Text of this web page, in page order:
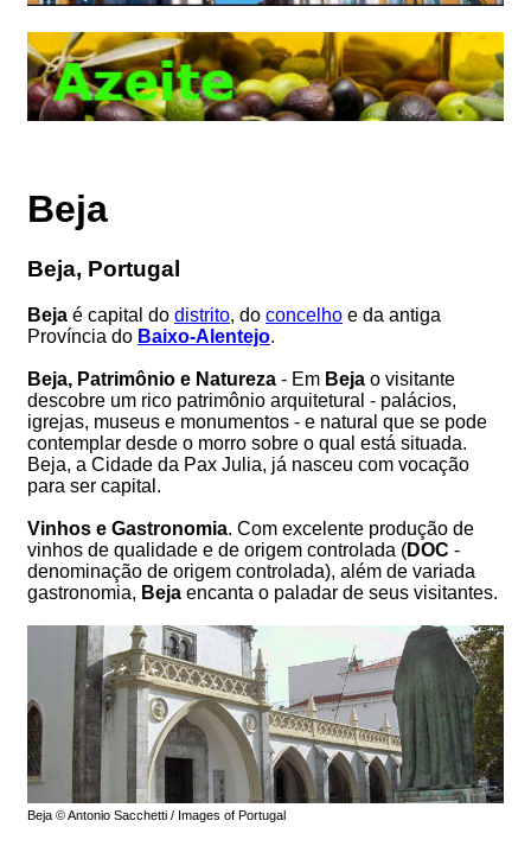
Beja
Beja, Portugal
Beja é capital do distrito, do concelho e da antiga
Província do Baixo-Alentejo.
Beja, Patrimônio e Natureza - Em Beja o visitante
descobre um rico patrimônio arquitetural - palácios,
igrejas, museus e monumentos - e natural que se pode
contemplar desde o morro sobre o qual está situada.
Beja, a Cidade da Pax Julia, já nasceu com vocação
para ser capital.
Vinhos e Gastronomia. Com excelente produção de
vinhos de qualidade e de origem controlada (DOC -
denominação de origem controlada), além de variada
gastronomia, Beja encanta o paladar de seus visitantes.
Beja © Antonio Sacchetti / Images of Portugal